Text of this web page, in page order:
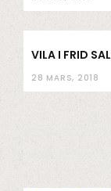
VILA I FRID
28 MARS, 2018